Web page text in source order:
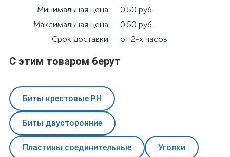
Минимальная цена:
0.50 руб.
Максимальная цена:
0.50 руб.
Срок доставки:
от 2-х часов
С этим товаром берут
Биты крестовые PH
Биты двусторонние
Пластины соединительные Уголки